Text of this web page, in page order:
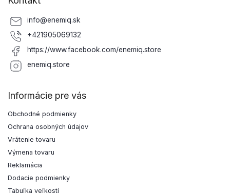
info@enemiq.sk
+421905069132
https://www.facebook.com/enemiq.store
enemiq.store
Informácie pre vás
Obchodné podmienky
Ochrana osobných údajov
Vrátenie tovaru
Výmena tovaru
Reklamácia
Dodacie podmienky
Tabuľka veľkostí